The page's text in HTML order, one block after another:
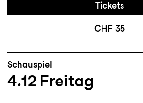
Tickets
CHF 35
Schauspiel
4.12 Freitag